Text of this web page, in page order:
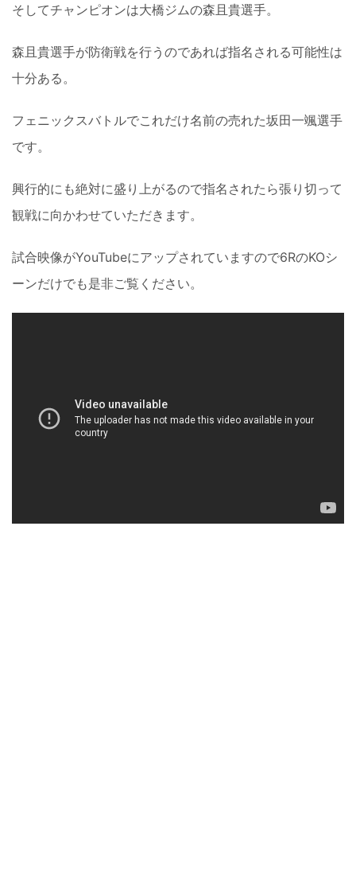
そしてチャンピオンは大橋ジムの森且貴選手。
森且貴選手が防衛戦を行うのであれば指名される可能性は
十分ある。
フェニックスバトルでこれだけ名前の売れた坂田一颯選手
です。
興行的にも絶対に盛り上がるので指名されたら張り切って
観戦に向かわせていただきます。
試合映像がYouTubeにアップされていますので6RのKOシ
ーンだけでも是非ご覧ください。